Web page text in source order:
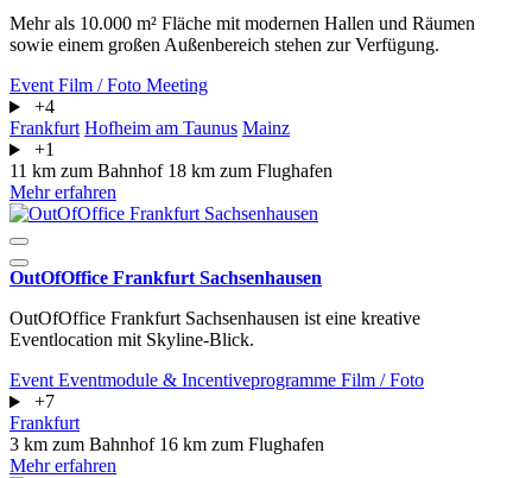
Mehr als 10.000 m² Fläche mit modernen Hallen und Räumen
sowie einem großen Außenbereich stehen zur Verfügung.
Event Film / Foto Meeting
+4
Frankfurt Hofheim am Taunus Mainz
+1
11 km zum Bahnhof 18 km zum Flughafen
Mehr erfahren
OutOfOffice Frankfurt Sachsenhausen
OutOfOffice Frankfurt Sachsenhausen ist eine kreative
Eventlocation mit Skyline-Blick.
Event Eventmodule & Incentiveprogramme Film / Foto
+7
Frankfurt
3 km zum Bahnhof 16 km zum Flughafen
Mehr erfahren